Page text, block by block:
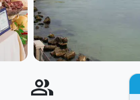
people_alt